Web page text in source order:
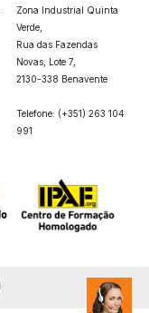
Zona Industrial Quinta
Verde,
Rua das Fazendas
Novas, Lote 7,
2130-338 Benavente
Telefone: (+351) 263 104
991